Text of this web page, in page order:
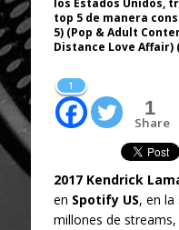
top 5 de manera
5) (Pop & Adult
Distance Love Affair)
1
1
Share
2017 Kendrick
en Spotify US, en la
millones de